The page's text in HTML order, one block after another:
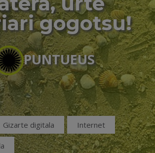
gogotsu!
PUNTUEUS
Gizarte digitala Internet